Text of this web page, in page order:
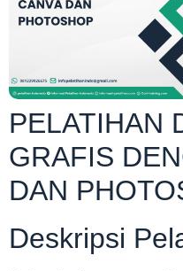
PELATIHAN
GRAFIS
DAN
Deskripsi